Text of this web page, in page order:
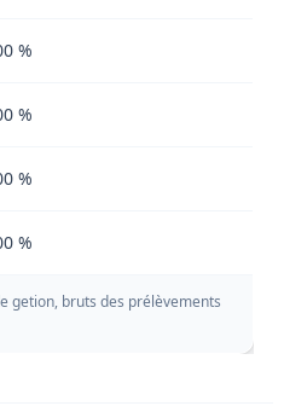
%
%
%
%
getion, bruts des prélèvements